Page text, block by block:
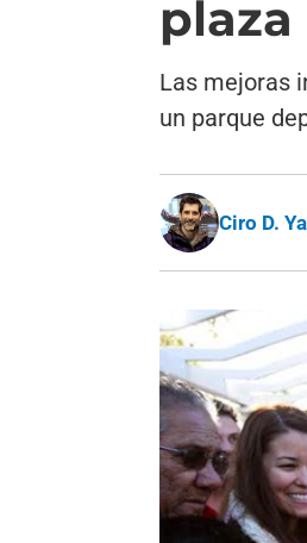
plaza
Las mejoras
un parque
Ciro D.